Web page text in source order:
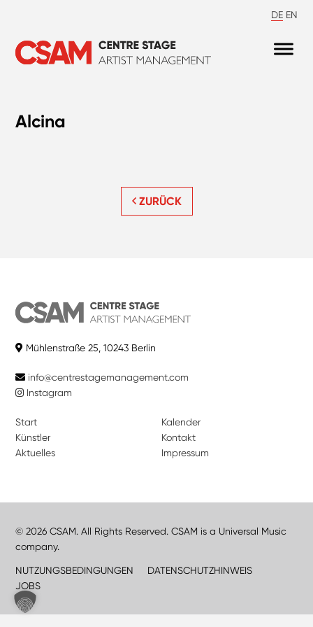
DE EN
Alcina
ZURÜCK
Mühlenstraße 25, 10243 Berlin
info@centrestagemanagement.com
Instagram
Start
Künstler
Aktuelles
Kalender
Kontakt
Impressum
© 2026 CSAM. All Rights Reserved. CSAM is a Universal Music
company.
NUTZUNGSBEDINGUNGEN
DATENSCHUTZHINWEIS
JOBS